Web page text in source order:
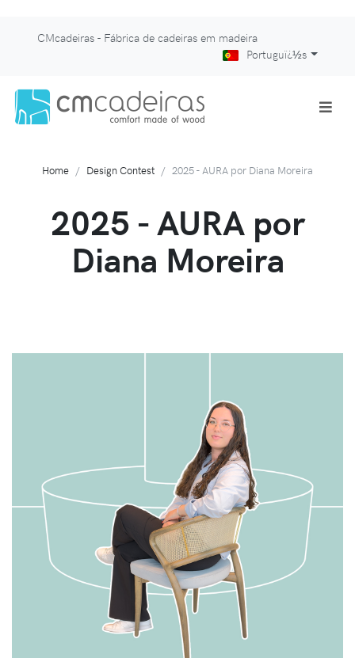
CMcadeiras - Fábrica de cadeiras em madeira
Portuguï¿½s
Home Design Contest 2025 - AURA por Diana Moreira
2025 - AURA por
Diana Moreira